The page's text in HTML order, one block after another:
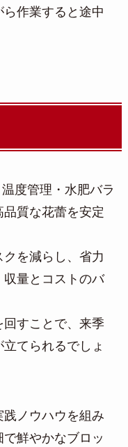
作業すると途中
度管理・水肥バラ
質な花蕾を安定
を減らし、省力
収量とコストのバ
すことで、来季
てられるでしょ
ノウハウを組み
鮮やかなブロッ